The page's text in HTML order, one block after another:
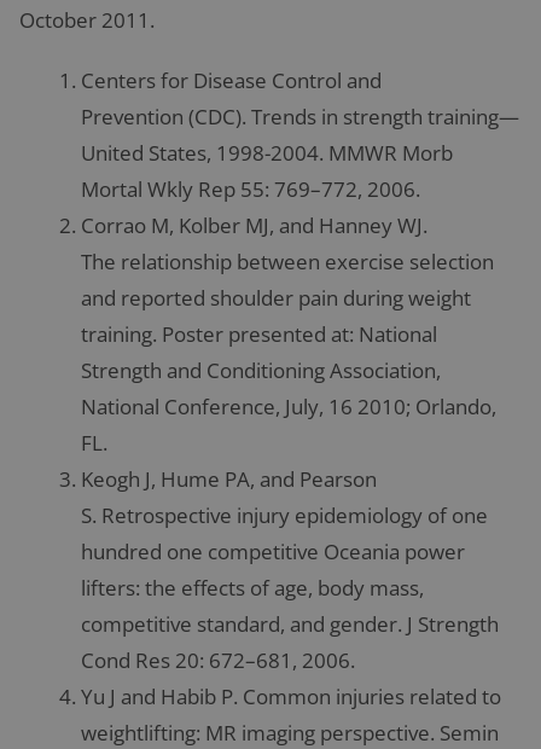
October 2011.
Centers for Disease Control and
Prevention (CDC). Trends in strength training—
United States, 1998-2004. MMWR Morb
Mortal Wkly Rep 55: 769–772, 2006.
Corrao M, Kolber MJ, and Hanney WJ.
The relationship between exercise selection
and reported shoulder pain during weight
training. Poster presented at: National
Strength and Conditioning Association,
National Conference, July, 16 2010; Orlando,
FL.
Keogh J, Hume PA, and Pearson
S. Retrospective injury epidemiology of one
hundred one competitive Oceania power
lifters: the effects of age, body mass,
competitive standard, and gender. J Strength
Cond Res 20: 672–681, 2006.
Yu J and Habib P. Common injuries related to
weightlifting: MR imaging perspective. Semin